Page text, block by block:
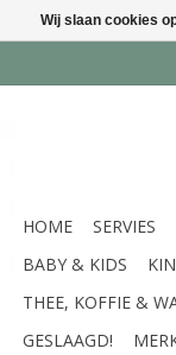
HOME SERVIES
BABY & KIDS
THEE, KOFFIE &
GESLAAGD!
Wij slaan cookies